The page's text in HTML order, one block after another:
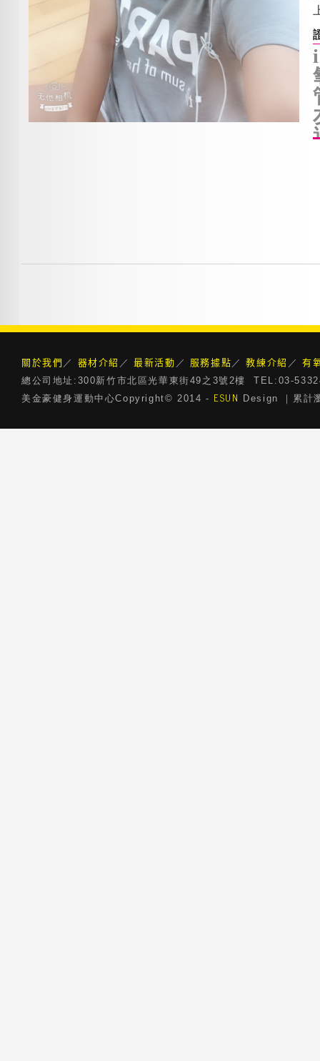
關於我們 ／ 器材介紹 ／最新活動 ／ 服務據點 ／教練介紹 ／有
總公司地址:300新竹市北區光華東街49之3號2樓 TEL:03-
美金豪健身運動中心Copyright© 2014 - ESUN Design ｜累計